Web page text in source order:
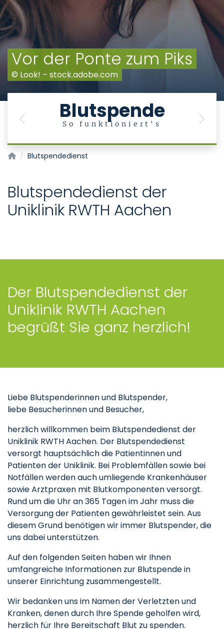
Vor der Ponte zum Piks
© Look! – stock.adobe.com
Blutspende
So funktioniert's
Previous Next
Transfusionsmedizin/Blutspendedienst
Blutspendedienst
Blutspendedienst der
Uniklinik RWTH Aachen
Der Blutspendedienst der
Uniklinik RWTH Aachen
begrüßt Sie ganz herzlich!
Liebe Blutspenderinnen und Blutspender,
liebe Besucherinnen und Besucher,
herzlich willkommen beim Blutspendedienst der
Uniklinik RWTH Aachen. Der Blutspendedienst
versorgt hauptsächlich die Patientinnen und
Patienten der Uniklinik. Bei Problemfällen sowie bei
Notfällen werden auch umliegende Krankenhäuser
sowie Arztpraxen mit Blutkomponenten versorgt.
Rund um die Uhr an 365 Tagen im Jahr muss die
Versorgung der Patienten gewährleistet sein. Aus
diesem Grund benötigen wir immer Blutspender, die
uns dabei unterstützen.
Auf den folgenden Seiten haben wir Ihnen
umfangreiche Informationen zur Blutspende in
unserer Einrichtung zusammengestellt.
Wir bedanken uns im Namen der Verletzten und
Kranken, denen durch Ihre Spende geholfen wird,
herzlich für Ihre Bereitschaft Blut zu spenden.